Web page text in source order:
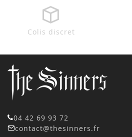
Colis discret
04 42 69 93 72
contact@thesinners.fr